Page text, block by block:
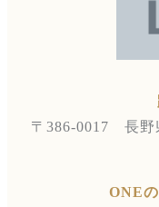
〒386-0017 長野
ONE